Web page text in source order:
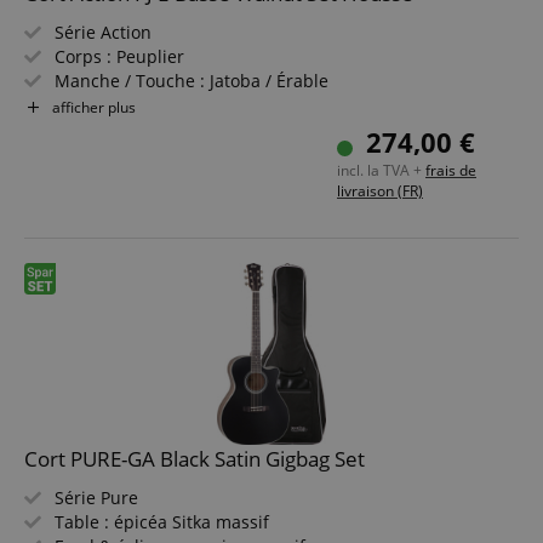
Série Action
Corps : Peuplier
Manche / Touche : Jatoba / Érable
Micros : 1x Single-Coil standard, 1x Split Coil standard
afficher plus
274,00 €
incl. la TVA + frais de
livraison (FR)
Cort PURE-GA Black Satin Gigbag Set
Série Pure
Table : épicéa Sitka massif
Les cookies strictement nécessaires permettent des
fonctionnalités de base du site Web telles que la
connexion des utilisateurs et la gestion des
comptes. Le site Web ne peut pas être utilisé
correctement sans les cookies strictement
Fournisseur /
Domaine